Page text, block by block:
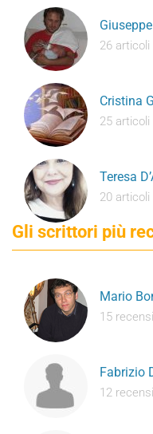
26 articoli
Cristina
25 articoli
Teresa
20 articoli
Gli scrittori più
Mario
15
Fabrizio
12